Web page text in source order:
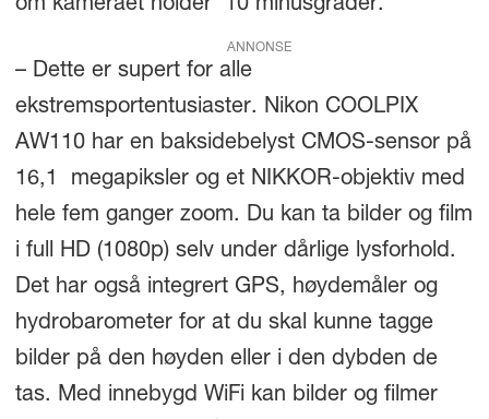
om kameraet holder 10 minusgrader.
ANNONSE
– Dette er supert for alle
ekstremsportentusiaster. Nikon COOLPIX
AW110 har en baksidebelyst CMOS-sensor på
16,1 megapiksler og et NIKKOR-objektiv med
hele fem ganger zoom. Du kan ta bilder og film
i full HD (1080p) selv under dårlige lysforhold.
Det har også integrert GPS, høydemåler og
hydrobarometer for at du skal kunne tagge
bilder på den høyden eller i den dybden de
tas. Med innebygd WiFi kan bilder og filmer